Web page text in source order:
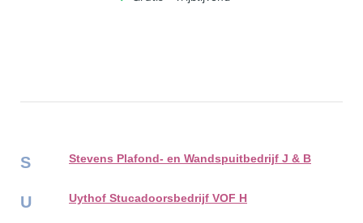
S Stevens Plafond- en Wandspuitbedrijf J & B
U Uythof Stucadoorsbedrijf VOF H